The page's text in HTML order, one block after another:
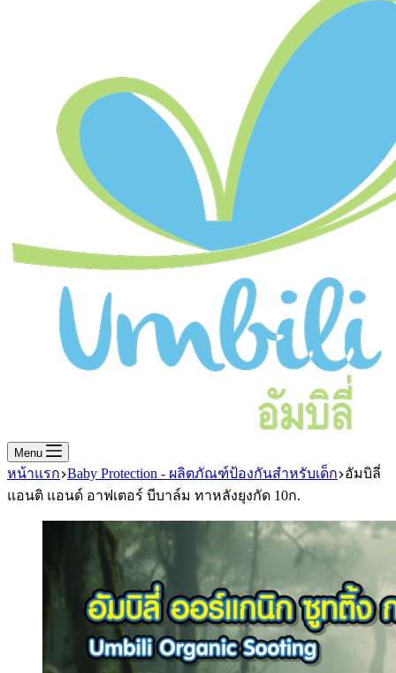
Menu
หน้าแรก Baby Protection - ผลิตภัณฑ์ป้องกันสำหรับเด็ก อัมบิลี่
แอนติ แอนด์ อาฟเตอร์ บีบาล์ม ทาหลังยุงกัด 10ก.